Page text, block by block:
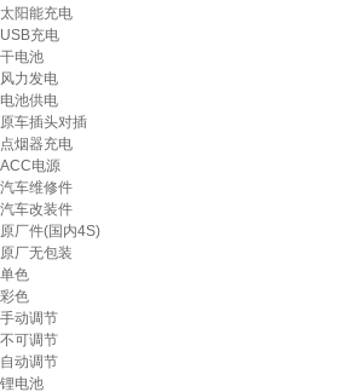
太阳能充电
USB充电
干电池
风力发电
电池供电
原车插头对插
点烟器充电
ACC电源
汽车维修件
汽车改装件
原厂件(国内4S)
原厂无包装
单色
彩色
手动调节
不可调节
自动调节
锂电池